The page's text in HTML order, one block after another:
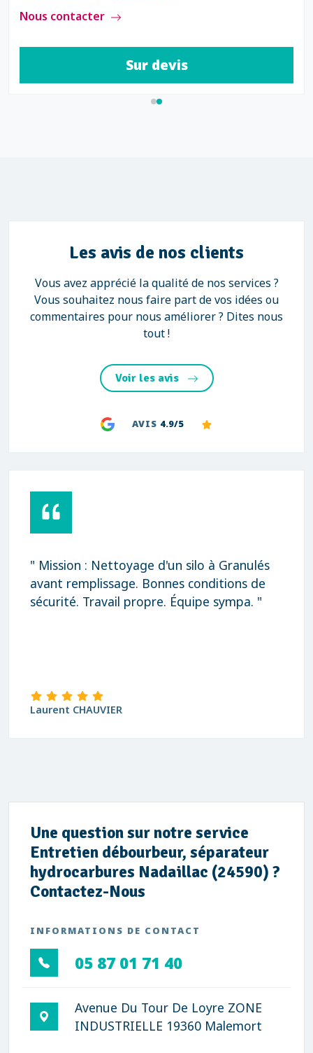
Nous contacter
Sur devis
Les avis de nos clients
Vous avez apprécié la qualité de nos services ?
Vous souhaitez nous faire part de vos idées ou
commentaires pour nous améliorer ? Dites nous
tout !
Voir les avis
AVIS 4.9/5
" Mission : Nettoyage d'un silo à Granulés
avant remplissage. Bonnes conditions de
sécurité. Travail propre. Équipe sympa. "
Laurent CHAUVIER
Une question sur notre service
Entretien débourbeur, séparateur
hydrocarbures Nadaillac (24590) ?
Contactez-Nous
INFORMATIONS DE CONTACT
05 87 01 71 40
Avenue Du Tour De Loyre ZONE
INDUSTRIELLE 19360 Malemort